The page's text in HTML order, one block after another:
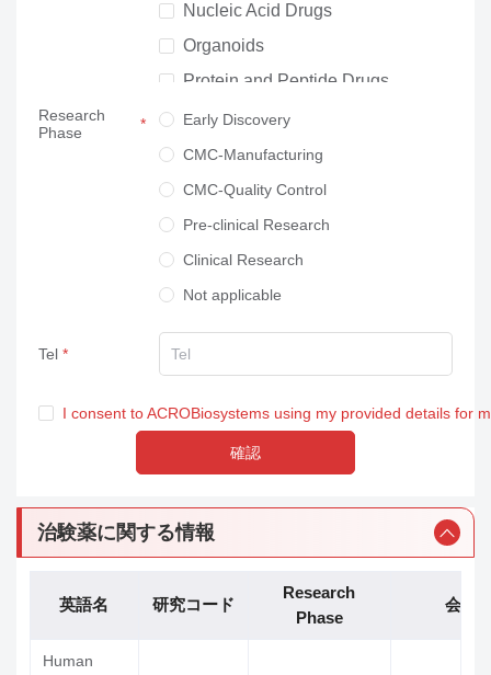
Nucleic Acid Drugs
Organoids
Protein and Peptide Drugs
Neuroscience
Others
Research
Phase
Early Discovery
CMC-Manufacturing
CMC-Quality Control
Pre-clinical Research
Clinical Research
Not applicable
Tel
I consent to ACROBiosystems using my provided details for
確認
治験薬に関する情報
英語名 研究コード
Research
Phase
会社
Human